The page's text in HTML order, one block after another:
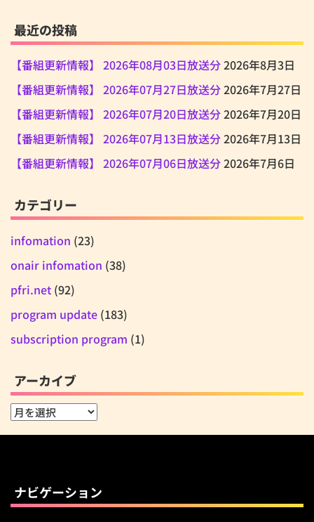
最近の投稿
【番組更新情報】 2026年08月03日放送分2026年8月3日
【番組更新情報】 2026年07月27日放送分2026年7月27日
【番組更新情報】 2026年07月20日放送分2026年7月20日
【番組更新情報】 2026年07月13日放送分2026年7月13日
【番組更新情報】 2026年07月06日放送分2026年7月6日
カテゴリー
infomation (23)
onair infomation (38)
pfri.net (92)
program update (183)
subscription program (1)
アーカイブ
ア
ナビゲーション